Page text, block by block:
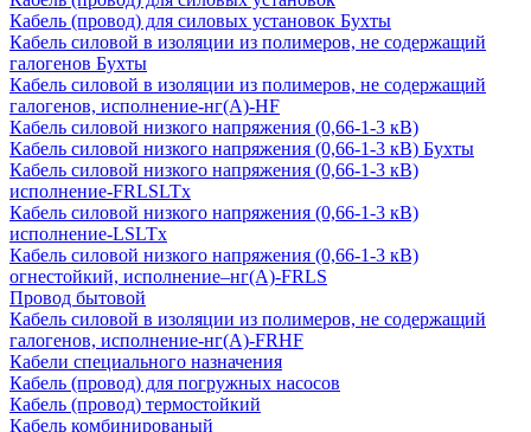
Кабель (провод) для силовых установок Бухты
Кабель силовой в изоляции из полимеров, не содержащий
галогенов Бухты
Кабель силовой в изоляции из полимеров, не содержащий
галогенов, исполнение-нг(А)-HF
Кабель силовой низкого напряжения (0,66-1-3 кВ)
Кабель силовой низкого напряжения (0,66-1-3 кВ) Бухты
Кабель силовой низкого напряжения (0,66-1-3 кВ)
исполнение-FRLSLTx
Кабель силовой низкого напряжения (0,66-1-3 кВ)
исполнение-LSLTx
Кабель силовой низкого напряжения (0,66-1-3 кВ)
огнестойкий, исполнение–нг(А)-FRLS
Провод бытовой
Кабель силовой в изоляции из полимеров, не содержащий
галогенов, исполнение-нг(А)-FRHF
Кабели специального назначения
Кабель (провод) для погружных насосов
Кабель (провод) термостойкий
Кабель комбинированый